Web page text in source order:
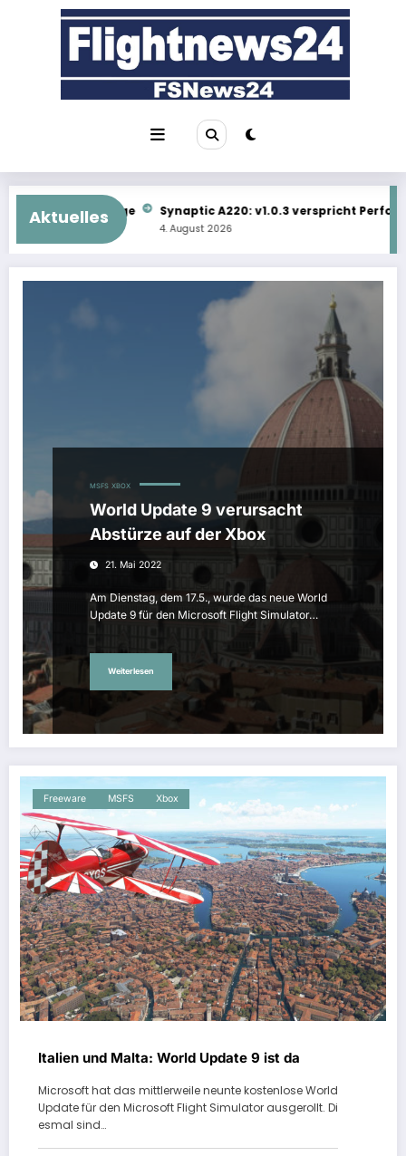
Aktuelles
A220: v1.0.3 verspricht Performance-Schub Kostenlose
MSFS XBOX
World Update 9 verursacht
Abstürze auf der Xbox
21. Mai 2022
Am Dienstag, dem 17.5., wurde das neue World
Update 9 für den Microsoft Flight Simulator…
Weiterlesen
Freeware MSFS Xbox
Italien und Malta: World Update 9 ist da
Microsoft hat das mittlerweile neunte kostenlose World
Update für den Microsoft Flight Simulator ausgerollt. Di
esmal sind…